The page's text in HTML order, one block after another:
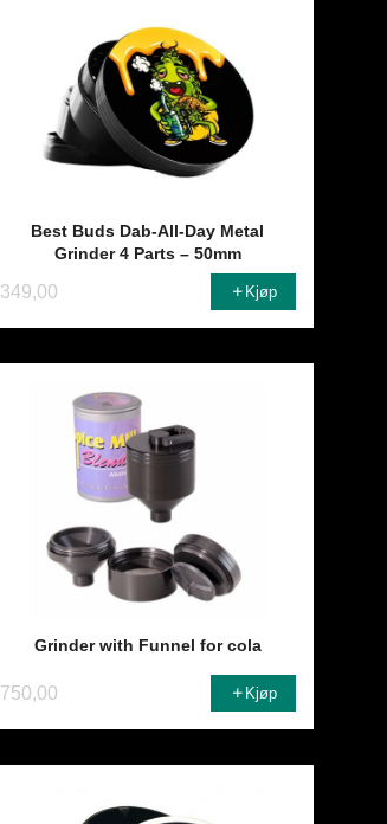
Best Buds Dab-All-Day Metal
Grinder 4 Parts – 50mm
349,00 Kjøp
Grinder with Funnel for cola
750,00 Kjøp